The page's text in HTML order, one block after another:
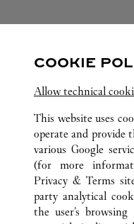
Visit us on
Link Opens in
Visit us on
Link Opens in
TOUTES LES
BOSTON
COOKIE
Allow technical
This website uses
operate and provide
various Google
(for more
Privacy & Terms
party analytical
the user’s